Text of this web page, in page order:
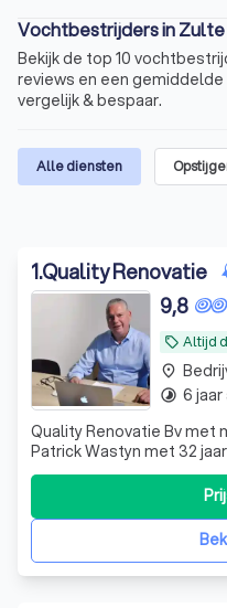
Vochtbestrijders in Zulte
Bekijk de top 10
reviews en een
vergelijk & bespaar.
Alle diensten
1.Quality Renovatie
local_offer Altijd
9,8
Quality Renovatie Bv met
Patrick Wastyn met 32
Opstijgend Vocht
Gevelrenovatie van A tot Z
place
timelapse 6